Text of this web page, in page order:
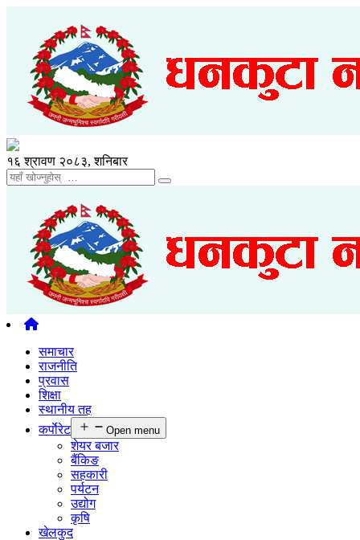
१६ श्रावण २०८३, शनिबार
समाचार
राजनीति
प्रवास
शिक्षा
स्थानीय तह
कर्पाेरेट
Open menu
शेयर बजार
बैंकिङ
सहकारी
पर्यटन
उद्योग
कृषि
खेलकुद